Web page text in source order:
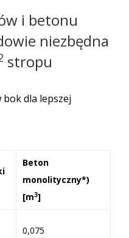
i betonu
niezbędna
stropu
dla lepszej
Beton
monolityczny*)
[m3]
0,075